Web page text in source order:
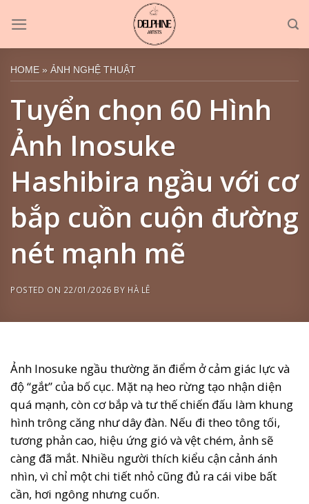
content
HOME » ẢNH NGHỆ THUẬT
Tuyển chọn 60 Hình
Ảnh Inosuke
Hashibira ngầu với cơ
bắp cuồn cuộn đường
nét mạnh mẽ
POSTED ON 22/01/2026 BY HÀ LÊ
Ảnh Inosuke ngầu thường ăn điểm ở cảm giác lực và
độ “gắt” của bố cục. Mặt nạ heo rừng tạo nhận diện
quá mạnh, còn cơ bắp và tư thế chiến đấu làm khung
hình trông căng như dây đàn. Nếu đi theo tông tối,
tương phản cao, hiệu ứng gió và vệt chém, ảnh sẽ
càng đã mắt. Nhiều người thích kiểu cận cảnh ánh
nhìn, vì chỉ một chi tiết nhỏ cũng đủ ra cái vibe bất
cần, hơi ngông nhưng cuốn.